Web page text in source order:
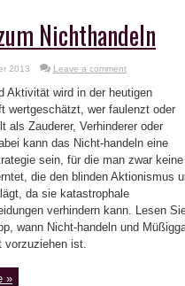
Nichthandeln
2013 Leave a comment
Aktivität wird in der heutigen
wertgeschätzt, wer faulenzt oder
als Zauderer, Verhinderer oder
kann das Nicht-handeln eine
sein, für die man zwar keine
die den blinden Aktionismus
da sie katastrophale
verhindern kann. Lesen
wann Nicht-handeln und
vorzuziehen ist.
»